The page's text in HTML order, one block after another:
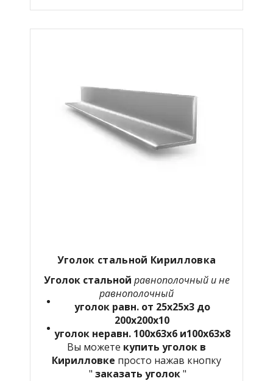
Уголок стальной Кирилловка
Уголок стальной равнополочный и не
равнополочный
уголок равн. от 25х25х3 до
200х200х10
уголок неравн. 100х63х6 и100х63х8
Вы можете купить уголок в
Кирилловке просто нажав кнопку
" заказать уголок"